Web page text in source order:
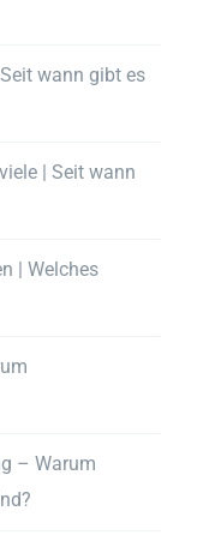
wann gibt es
| Seit wann
| Welches
– Warum